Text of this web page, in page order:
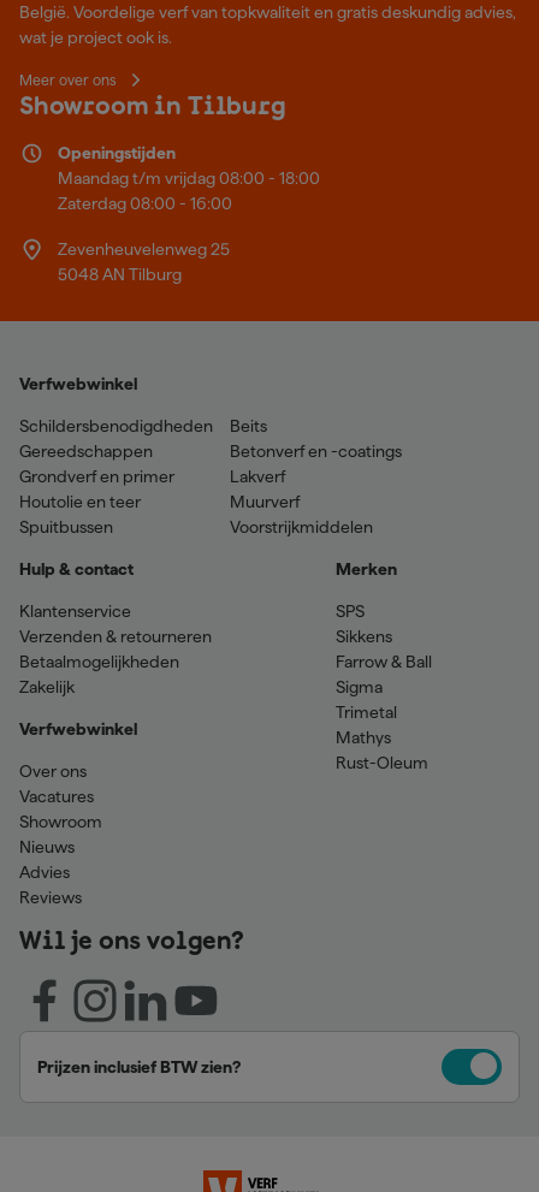
België. Voordelige verf van topkwaliteit en gratis deskundig advies,
wat je project ook is.
Meer over ons
Showroom in Tilburg
Openingstijden
Maandag t/m vrijdag 08:00 - 18:00
Zaterdag 08:00 - 16:00
Zevenheuvelenweg 25
5048 AN Tilburg
Verfwebwinkel
Schildersbenodigdheden
Gereedschappen
Grondverf en primer
Houtolie en teer
Spuitbussen
Beits
Betonverf en -coatings
Lakverf
Muurverf
Voorstrijkmiddelen
Hulp & contact
Klantenservice
Verzenden & retourneren
Betaalmogelijkheden
Zakelijk
Verfwebwinkel
Over ons
Vacatures
Showroom
Nieuws
Advies
Reviews
Merken
SPS
Sikkens
Farrow & Ball
Sigma
Trimetal
Mathys
Rust-Oleum
Wil je ons volgen?
Prijzen inclusief BTW zien?